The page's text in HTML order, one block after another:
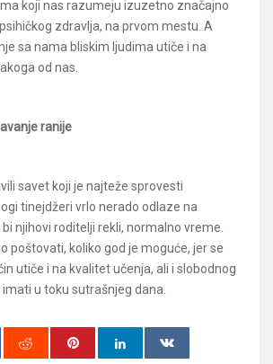
koji nas razumeju izuzetno značajno
zdravlja, na prvom mestu. A
sa nama bliskim ljudima utiče i na
od nas.
ranije
savet koji je najteže sprovesti
tinejdžeri vrlo nerado odlaze na
njihovi roditelji rekli, normalno vreme.
poštovati, koliko god je moguće, jer se
utiče i na kvalitet učenja, ali i slobodnog
u toku sutrašnjeg dana.